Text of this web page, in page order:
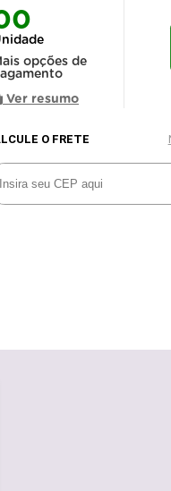
opções de
Ver resumo